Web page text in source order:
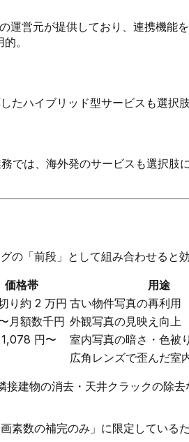
営元が提供しており、連携機能
。
ハイブリッド型サービスも選択
では、海外発のサービスも選択
の「前段」として組み合わせると効
価格帯
用途
り約 2 万円 古い物件写真の再利用
月額数千円 外観写真の見映え向上
円〜
室内写真の暗さ・色被
広角レンズで歪んだ室
建物の消去・天井クラックの除去
素数の補完のみ」に限定している